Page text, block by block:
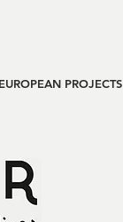
EUROPEAN PROJECTS